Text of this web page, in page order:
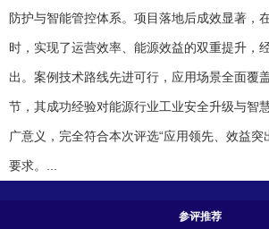
防护与智能管控体系。项目落地后成效显著，
时，实现了运营效率、能源效益的双重提升，
出。案例技术路线先进可行，应用场景全面覆
节，其成功经验对能源行业工业安全升级与智
广意义，完全符合本次评选“应用领先、效益突
要求。...
参评推荐